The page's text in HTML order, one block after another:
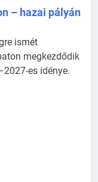
– hazai pályán
ismét
megkezdődik
es idénye.